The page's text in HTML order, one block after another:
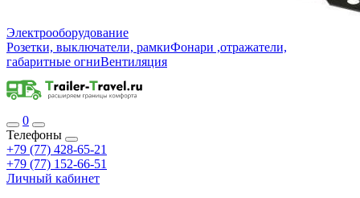
Электрооборудование
Розетки, выключатели, рамкиФонари ,отражатели,
габаритные огниВентиляция
0
Телефоны
+79 (77) 428-65-21
+79 (77) 152-66-51
Личный кабинет